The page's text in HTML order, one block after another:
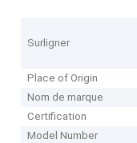
Surligner
Place of Origin
Nom de marque
Certification
Model Number